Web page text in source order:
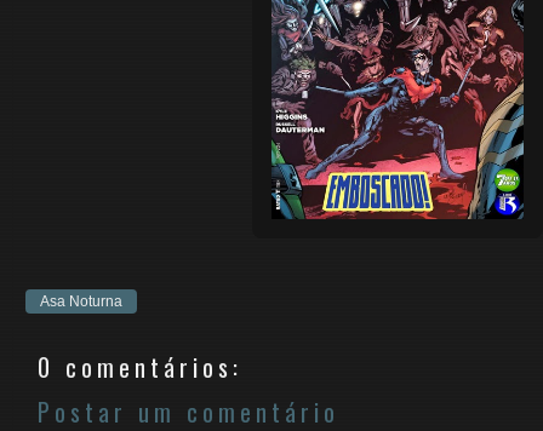
Asa Noturna
0 comentários:
Postar um comentário